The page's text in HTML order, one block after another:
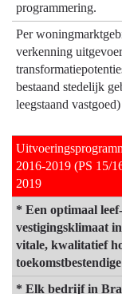
programmering.
Per
verkenning
bestaand stedelijk
leegstaand vastgoed)
2016-2019 (PS 15/
2019
* Een optimaal
vestigingsklimaat
vitale, kwalitatief
* Elk bedrijf in